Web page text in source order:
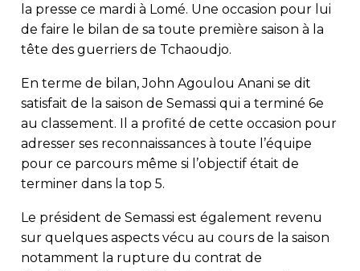
la presse ce mardi à Lomé. Une occasion pour lui
de faire le bilan de sa toute première saison à la
tête des guerriers de Tchaoudjo.
En terme de bilan, John Agoulou Anani se dit
satisfait de la saison de Semassi qui a terminé 6e
au classement. Il a profité de cette occasion pour
adresser ses reconnaissances à toute l’équipe
pour ce parcours même si l’objectif était de
terminer dans la top 5.
Le président de Semassi est également revenu
sur quelques aspects vécu au cours de la saison
notamment la rupture du contrat de